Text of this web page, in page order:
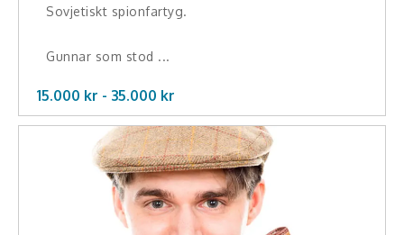
Sovjetiskt spionfartyg.
Gunnar som stod ...
15.000 kr - 35.000 kr